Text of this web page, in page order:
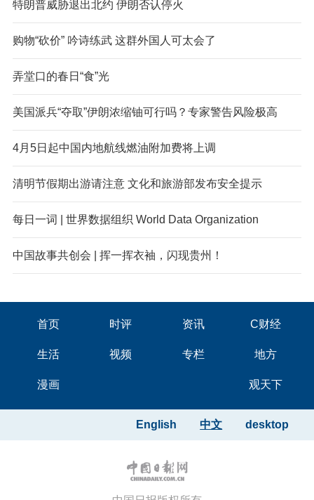
特朗普威胁退出北约 伊朗否认停火
购物“砍价” 吟诗练武 这群外国人可太会了
弄堂口的春日“食”光
美国派兵“夺取”伊朗浓缩铀可行吗？专家警告风险极高
4月5日起中国内地航线燃油附加费将上调
清明节假期出游请注意 文化和旅游部发布安全提示
每日一词 | 世界数据组织 World Data Organization
中国故事共创会 | 挥一挥衣袖，闪现贵州！
首页 时评 资讯 C财经
生活 视频 专栏 地方
漫画 观天下
desktop
中文
English